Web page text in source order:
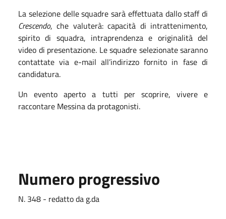
La selezione delle squadre sarà effettuata dallo staff di
Crescendo, che valuterà: capacità di intrattenimento,
spirito di squadra, intraprendenza e originalità del
video di presentazione. Le squadre selezionate saranno
contattate via e-mail all’indirizzo fornito in fase di
candidatura.
Un evento aperto a tutti per scoprire, vivere e
raccontare Messina da protagonisti.
Numero progressivo
N. 348 - redatto da g.da